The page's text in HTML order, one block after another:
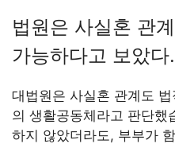
법원은 사실혼 관
가능하다고 보았다.
대법원은 사실혼 관계도
의 생활공동체라고 판단했
하지 않았더라도, 부부가